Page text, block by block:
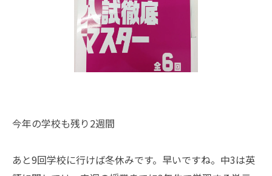
今年の学校も残り2週間
あと9回学校に行けば冬休みです。早いですね。中3は英